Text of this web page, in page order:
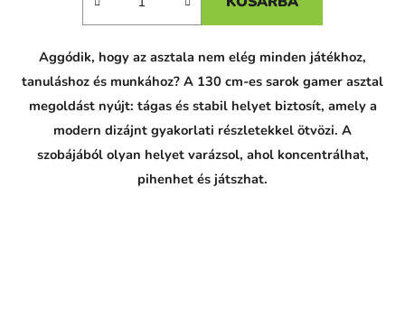
Aggódik, hogy az asztala nem elég minden játékhoz,
tanuláshoz és munkához? A 130 cm-es sarok gamer asztal
megoldást nyújt: tágas és stabil helyet biztosít, amely a
modern dizájnt gyakorlati részletekkel ötvözi. A
szobájából olyan helyet varázsol, ahol koncentrálhat,
pihenhet és játszhat.